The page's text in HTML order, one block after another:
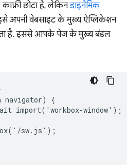
काफ़ी छोटा है, लेकिनडाइनैमिक
अपनी वेबसाइट के मुख्य ऐप्लिकेशन
है. इससे आपके पेज के मुख्य बंडल
navigator) {
import('workbox-window');
sw.js');